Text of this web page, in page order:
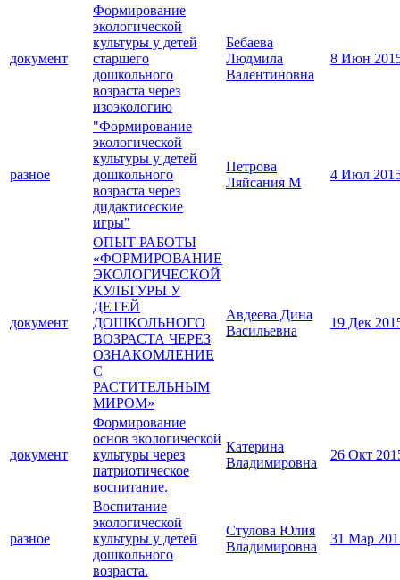
документ
Формирование
экологической
культуры у детей
старшего
дошкольного
возраста через
изоэкологию
Бебаева
Людмила
Валентиновна
8 Июн
разное
"Формирование
экологической
культуры у детей
дошкольного
возраста через
дидактисеские
игры"
Петрова
Ляйсания М
4 Июл
документ
ОПЫТ РАБОТЫ
«ФОРМИРОВАНИЕ
ЭКОЛОГИЧЕСКОЙ
КУЛЬТУРЫ У
ДЕТЕЙ
ДОШКОЛЬНОГО
ВОЗРАСТА ЧЕРЕЗ
ОЗНАКОМЛЕНИЕ
С
РАСТИТЕЛЬНЫМ
МИРОМ»
Авдеева Дина
Васильевна
19 Дек
документ
Формирование
основ экологической
культуры через
патриотическое
воспитание.
Катерина
Владимировна
26 Окт
разное
Воспитание
экологической
культуры у детей
дошкольного
возраста.
Стулова Юлия
Владимировна
31 Мар